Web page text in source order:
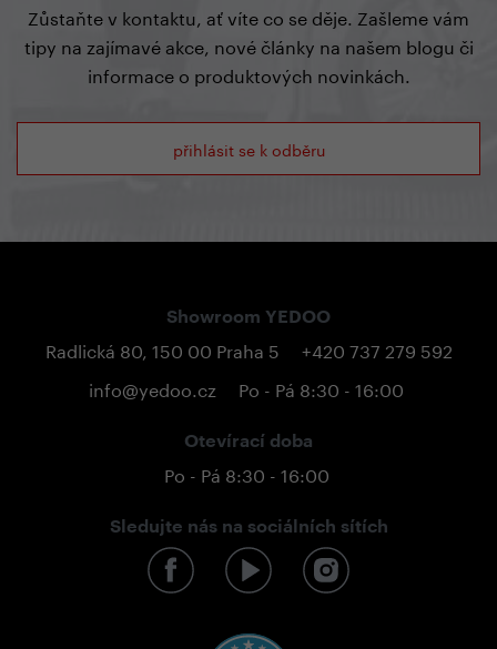
Zůstaňte v kontaktu, ať víte co se děje. Zašleme vám
tipy na zajímavé akce, nové články na našem blogu či
informace o produktových novinkách.
přihlásit se k odběru
Showroom YEDOO
Radlická 80, 150 00 Praha 5
+420 737 279 592
info@yedoo.cz
Po - Pá 8:30 - 16:00
Otevírací doba
Po - Pá 8:30 - 16:00
Sledujte nás na sociálních sítích